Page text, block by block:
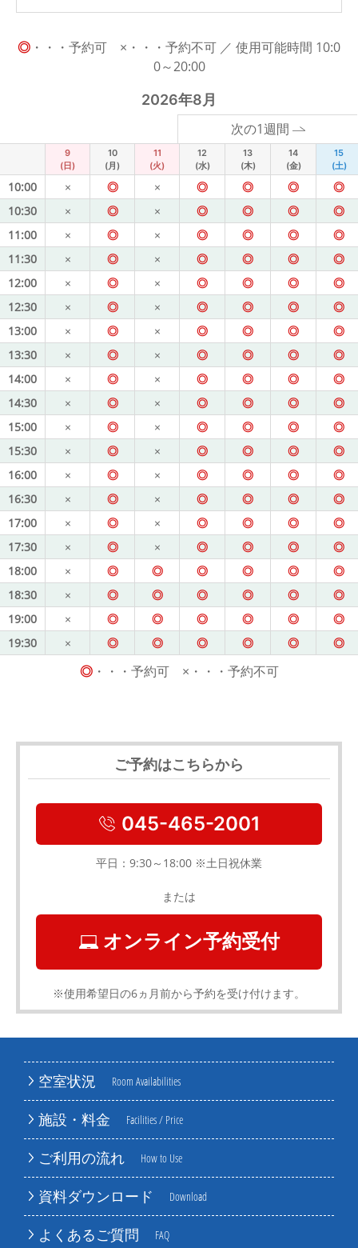
空室状況 Room Availabilities
施設・料金 Facilities / Price
ご利用の流れ How to Use
資料ダウンロード Download
よくあるご質問 FAQ
◎ ・・・予約可 ×・・・予約不可 ／ 使用可能時間 10:0
0～20:00
2026年8月
次の1週間
9
(日)
10
(月)
11
(火)
12
(水)
13
(木)
14
(金)
15
(土)
10:00 × ◎ × ◎ ◎ ◎
◎
10:30
× ◎ × ◎ ◎ ◎
◎
11:00
× ◎ × ◎ ◎ ◎
◎
11:30
× ◎ × ◎ ◎ ◎
◎
12:00
× ◎ × ◎ ◎ ◎
◎
12:30
× ◎ × ◎ ◎ ◎
◎
13:00
× ◎ × ◎ ◎ ◎
◎
13:30
× ◎ × ◎ ◎ ◎
◎
14:00
× ◎ × ◎ ◎ ◎
◎
14:30
× ◎ × ◎ ◎ ◎
◎
15:00
× ◎ × ◎ ◎ ◎
◎
15:30
× ◎ × ◎ ◎ ◎
◎
16:00
× ◎ × ◎ ◎ ◎
◎
16:30
× ◎ × ◎ ◎ ◎
◎
17:00
× ◎ × ◎ ◎ ◎
◎
17:30
× ◎ × ◎ ◎ ◎
◎
18:00
× ◎ ◎ ◎ ◎ ◎
◎
18:30
× ◎ ◎ ◎ ◎ ◎
◎
19:00
× ◎ ◎ ◎ ◎ ◎
◎
19:30
× ◎ ◎ ◎ ◎ ◎ ◎
◎・・・予約可 ×・・・予約不可
ご予約はこちらから
045-465-2001
平日：9:30～18:00 ※土日祝休業
または
オンライン予約受付
※使用希望日の6ヵ月前から予約を受け付けます。